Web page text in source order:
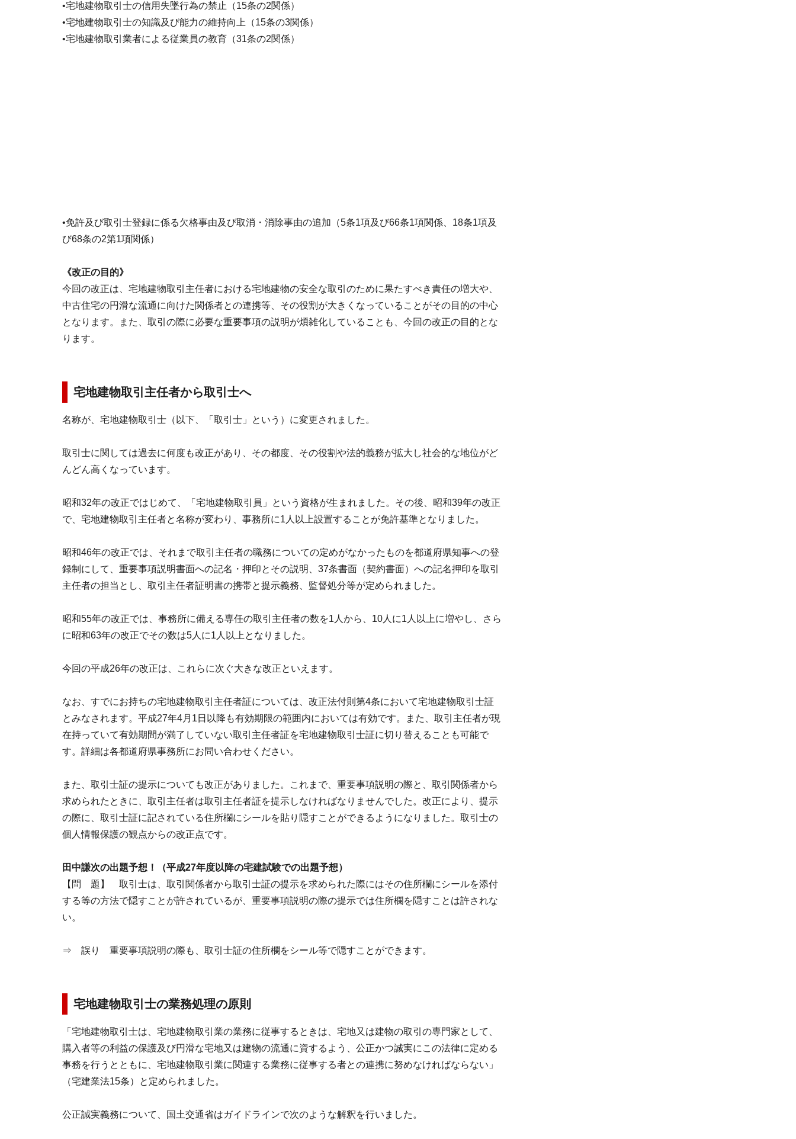
•宅地建物取引士の信用失墜行為の禁止（15条の2関係）
•宅地建物取引士の知識及び能力の維持向上（15条の3関係）
•宅地建物取引業者による従業員の教育（31条の2関係）
•免許及び取引士登録に係る欠格事由及び取消・消除事由の追加（5条1項及び66条1項関係、18条1項及
び68条の2第1項関係）
《改正の目的》
今回の改正は、宅地建物取引主任者における宅地建物の安全な取引のために果たすべき責任の増大や、
中古住宅の円滑な流通に向けた関係者との連携等、その役割が大きくなっていることがその目的の中心
となります。また、取引の際に必要な重要事項の説明が煩雑化していることも、今回の改正の目的とな
ります。
宅地建物取引主任者から取引士へ
名称が、宅地建物取引士（以下、「取引士」という）に変更されました。
取引士に関しては過去に何度も改正があり、その都度、その役割や法的義務が拡大し社会的な地位がど
んどん高くなっています。
昭和32年の改正ではじめて、「宅地建物取引員」という資格が生まれました。その後、昭和39年の改正
で、宅地建物取引主任者と名称が変わり、事務所に1人以上設置することが免許基準となりました。
昭和46年の改正では、それまで取引主任者の職務についての定めがなかったものを都道府県知事への登
録制にして、重要事項説明書面への記名・押印とその説明、37条書面（契約書面）への記名押印を取引
主任者の担当とし、取引主任者証明書の携帯と提示義務、監督処分等が定められました。
昭和55年の改正では、事務所に備える専任の取引主任者の数を1人から、10人に1人以上に増やし、さら
に昭和63年の改正でその数は5人に1人以上となりました。
今回の平成26年の改正は、これらに次ぐ大きな改正といえます。
なお、すでにお持ちの宅地建物取引主任者証については、改正法付則第4条において宅地建物取引士証
とみなされます。平成27年4月1日以降も有効期限の範囲内においては有効です。また、取引主任者が現
在持っていて有効期間が満了していない取引主任者証を宅地建物取引士証に切り替えることも可能で
す。詳細は各都道府県事務所にお問い合わせください。
また、取引士証の提示についても改正がありました。これまで、重要事項説明の際と、取引関係者から
求められたときに、取引主任者は取引主任者証を提示しなければなりませんでした。改正により、提示
の際に、取引士証に記されている住所欄にシールを貼り隠すことができるようになりました。取引士の
個人情報保護の観点からの改正点です。
田中謙次の出題予想！（平成27年度以降の宅建試験での出題予想）
【問 題】 取引士は、取引関係者から取引士証の提示を求められた際にはその住所欄にシールを添付
する等の方法で隠すことが許されているが、重要事項説明の際の提示では住所欄を隠すことは許されな
い。
⇒ 誤り 重要事項説明の際も、取引士証の住所欄をシール等で隠すことができます。
宅地建物取引士の業務処理の原則
「宅地建物取引士は、宅地建物取引業の業務に従事するときは、宅地又は建物の取引の専門家として、
購入者等の利益の保護及び円滑な宅地又は建物の流通に資するよう、公正かつ誠実にこの法律に定める
事務を行うとともに、宅地建物取引業に関連する業務に従事する者との連携に努めなければならない」
（宅建業法15条）と定められました。
公正誠実義務について、国土交通省はガイドラインで次のような解釈を行いました。